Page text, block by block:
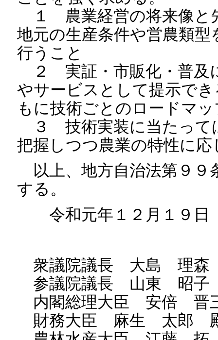
１ 農業経営の将来像と
地元の生産条件や営農類
行うこと
２ 実証・市販化・普及
やサービスとして提示で
もに技術ごとのロードマ
３ 技術実装に当たって
把握しつつ農業の特性に
以上、地方自治法第９９
する。
令和元年１２月１９日
衆議院議長 大島 理
参議院議長 山東 昭
内閣総理大臣 安倍 晋
財務大臣 麻生 太郎